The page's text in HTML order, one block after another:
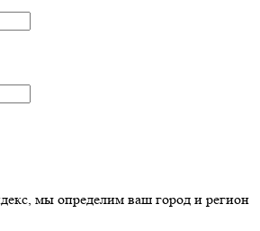
мы определим ваш город и регион